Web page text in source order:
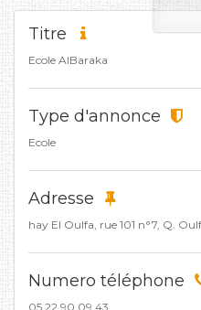
Titre
Ecole AlBaraka
Type d'annonce
Ecole
Adresse
hay El Oulfa, rue 101 n°7, Q.
Numero téléphone
05 22 90 09 43